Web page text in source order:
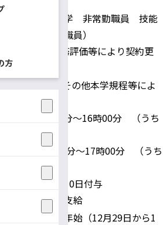
⼤学法人信州⼤学 ⾮常勤職員 技能
員（短時間雇用職員）
年度契約。勤務評価等により契約更
能性あり。
： 1,050円 その他本学規程等によ
時間：① 9時00分〜16時00分 （うち
1時間）
時00分〜17時00分 （うち
休暇：採用日に10日付与
他：通勤⼿当等支給
日・祝日・年末年始（12月29日から1
方